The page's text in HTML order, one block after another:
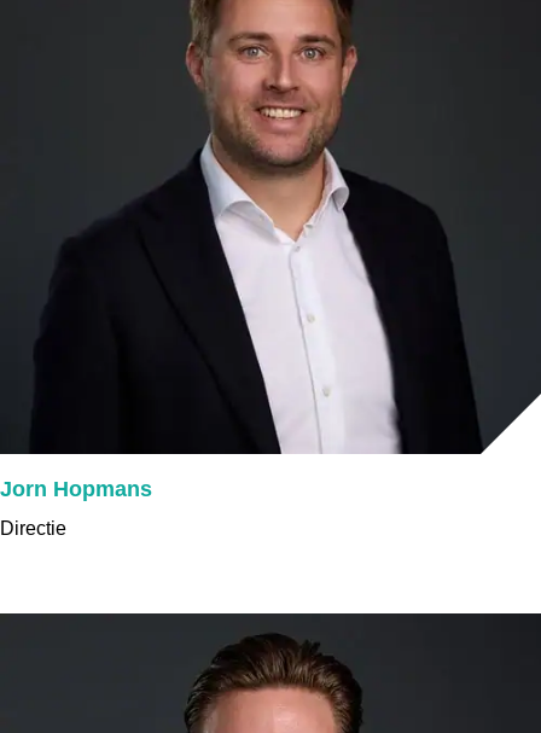
Jorn Hopmans
Directie